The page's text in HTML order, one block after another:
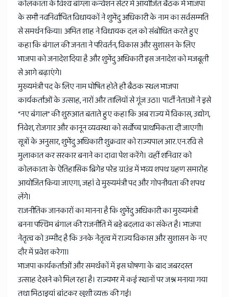
कोलकाता के विश्व बांग्ला कन्वेंशन सेंटर में आयोजित बैठक में भाजपा
के सभी नवनिर्वाचित विधायकों ने शुभेंदु अधिकारी के नाम का सर्वसम्मति
से समर्थन किया। अमित शाह ने विधायक दल को संबोधित करते हुए
कहा कि बंगाल की जनता ने परिवर्तन, विकास और सुशासन के लिए
भाजपा को जनादेश दिया है और शुभेंदु अधिकारी इस जनादेश को मजबूती
से आगे बढ़ाएंगे।
मुख्यमंत्री पद के लिए नाम घोषित होते ही बैठक स्थल भाजपा
कार्यकर्ताओं के उत्साह, नारों और तालियों से गूंज उठा। पार्टी नेताओं ने इसे
“नए बंगाल” की शुरुआत बताते हुए कहा कि अब राज्य में विकास, उद्योग,
निवेश, रोजगार और कानून व्यवस्था को सर्वोच्च प्राथमिकता दी जाएगी।
सूत्रों के अनुसार, शुभेंदु अधिकारी शुक्रवार को राज्यपाल आर.एन.रवि से
मुलाकात कर सरकार बनाने का दावा पेश करेंगे। वहीं शनिवार को
कोलकाता के ऐतिहासिक ब्रिगेड परेड ग्राउंड में भव्य शपथ ग्रहण समारोह
आयोजित किया जाएगा, जहां वे मुख्यमंत्री पद और गोपनीयता की शपथ
लेंगे।
राजनीतिक जानकारों का मानना है कि शुभेंदु अधिकारी का मुख्यमंत्री
बनना पश्चिम बंगाल की राजनीति में बड़े बदलाव का संकेत है। भाजपा
नेतृत्व को उम्मीद है कि उनके नेतृत्व में राज्य विकास और सुशासन के नए
दौर में प्रवेश करेगा।
भाजपा कार्यकर्ताओं और समर्थकों में इस घोषणा के बाद जबरदस्त
उत्साह देखने को मिल रहा है। राज्यभर में कई स्थानों पर जश्न मनाया गया
तथा मिठाइयां बांटकर खुशी व्यक्त की गई।